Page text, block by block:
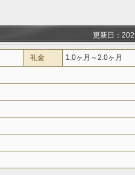
更新日：
礼金
1.0ヶ月～2.0ヶ月